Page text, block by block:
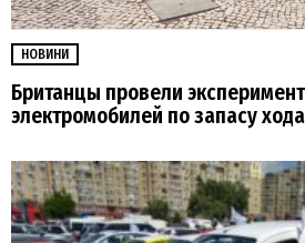
НОВИНИ
Британцы провели
электромобилей по запасу хода